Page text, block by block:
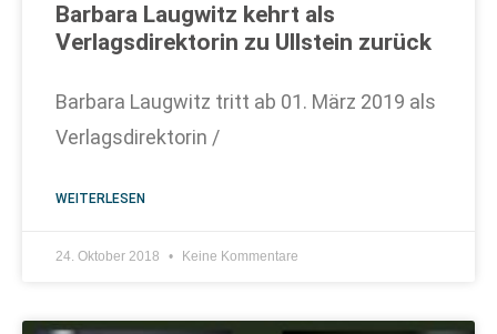
Barbara Laugwitz kehrt als
Verlagsdirektorin zu Ullstein zurück
Barbara Laugwitz tritt ab 01. März 2019 als
Verlagsdirektorin /
WEITERLESEN
24. Oktober 2018 Keine Kommentare